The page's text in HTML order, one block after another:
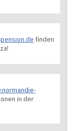
finden
in der